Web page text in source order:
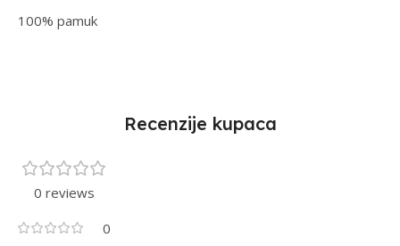
100% pamuk
Recenzije kupaca
0 reviews
0